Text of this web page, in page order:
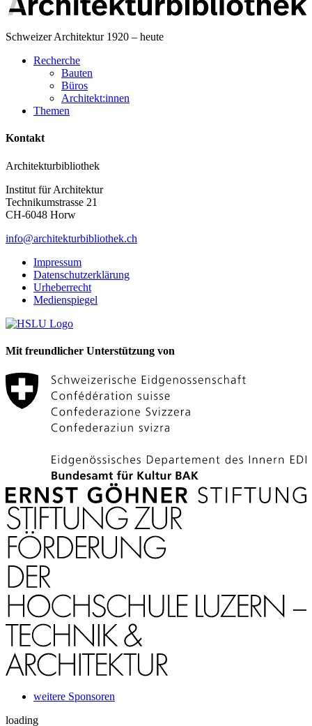
Schweizer Architektur 1920 – heute
Recherche
Bauten
Büros
Architekt:innen
Themen
Kontakt
Architekturbibliothek
Institut für Architektur
Technikumstrasse 21
CH-6048 Horw
info@architekturbibliothek.ch
Impressum
Datenschutzerklärung
Urheberrecht
Medienspiegel
Mit freundlicher Unterstützung von
weitere Sponsoren
loading